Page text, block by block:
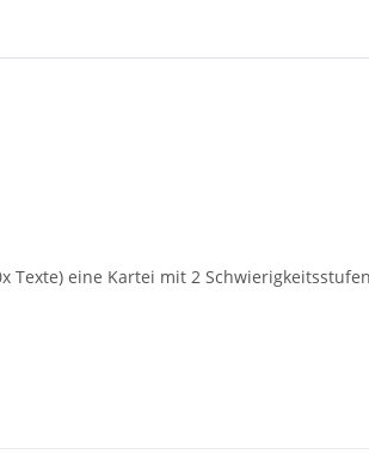
Texte) eine Kartei mit 2